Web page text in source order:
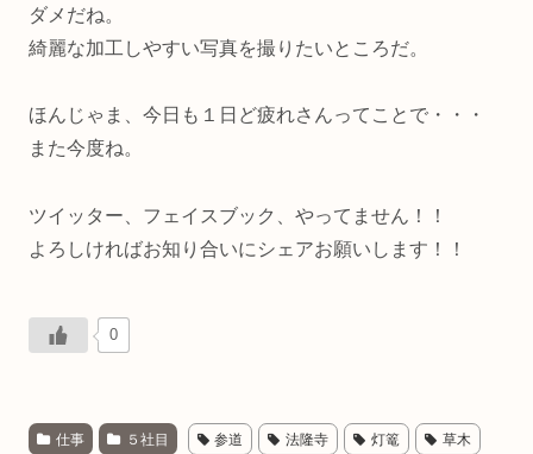
ダメだね。
綺麗な加工しやすい写真を撮りたいところだ。
ほんじゃま、今日も１日ど疲れさんってことで・・・
また今度ね。
ツイッター、フェイスブック、やってません！！
よろしければお知り合いにシェアお願いします！！
0
仕事 ５社目 参道 法隆寺 灯篭 草木